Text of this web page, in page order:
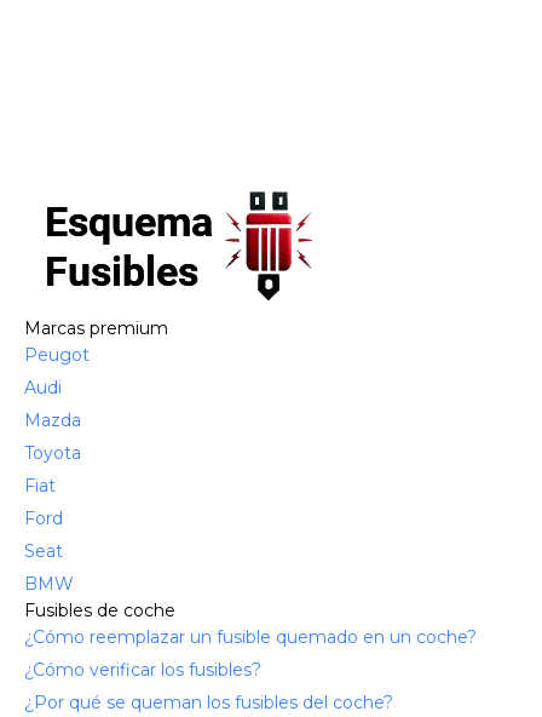
Marcas premium
Peugot
Audi
Mazda
Toyota
Fiat
Ford
Seat
BMW
Fusibles de coche
¿Cómo reemplazar un fusible quemado en un coche?
¿Cómo verificar los fusibles?
¿Por qué se queman los fusibles del coche?